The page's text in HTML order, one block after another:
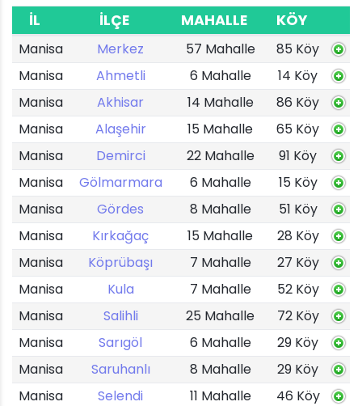
İL İLÇE MAHALLE KÖY
Manisa Merkez 57 Mahalle
85 Köy
Manisa
Ahmetli 6 Mahalle
14 Köy
Manisa
Akhisar 14 Mahalle
86 Köy
Manisa
Alaşehir 15 Mahalle
65 Köy
Manisa
Demirci 22 Mahalle
91 Köy
Manisa
Gölmarmara 6 Mahalle
15 Köy
Manisa
Gördes 8 Mahalle
51 Köy
Manisa
Kırkağaç 15 Mahalle
28 Köy
Manisa
Köprübaşı 7 Mahalle
27 Köy
Manisa
Kula 7 Mahalle
52 Köy
Manisa
Salihli 25 Mahalle
72 Köy
Manisa
Sarıgöl 6 Mahalle
29 Köy
Manisa
Saruhanlı 8 Mahalle
29 Köy
Manisa
Selendi 11 Mahalle
46 Köy